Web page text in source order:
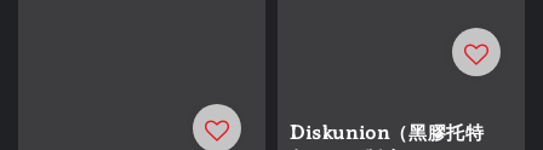
Diskunion（黑膠托特